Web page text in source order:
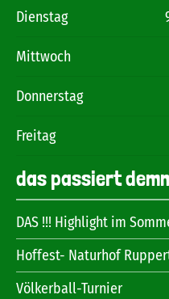
Dienstag
Mittwoch
Donnerstag
Freitag
das passiert
DAS !!! Highlight im
Hoffest- Naturhof
Völkerball-Turnier